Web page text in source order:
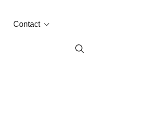
Contact